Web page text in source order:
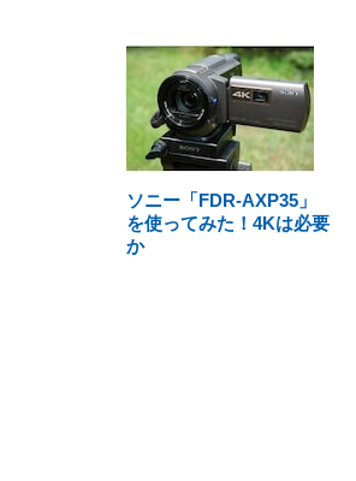
ソニー「FDR-AXP35」
を使ってみた！4Kは必要
か